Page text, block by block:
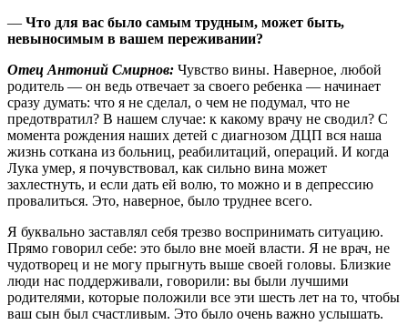
— Что для вас было самым трудным, может быть,
невыносимым в вашем переживании?
Отец Антоний Смирнов: Чувство вины. Наверное, любой
родитель — он ведь отвечает за своего ребенка — начинает
сразу думать: что я не сделал, о чем не подумал, что не
предотвратил? В нашем случае: к какому врачу не сводил? С
момента рождения наших детей с диагнозом ДЦП вся наша
жизнь соткана из больниц, реабилитаций, операций. И когда
Лука умер, я почувствовал, как сильно вина может
захлестнуть, и если дать ей волю, то можно и в депрессию
провалиться. Это, наверное, было труднее всего.
Я буквально заставлял себя трезво воспринимать ситуацию.
Прямо говорил себе: это было вне моей власти. Я не врач, не
чудотворец и не могу прыгнуть выше своей головы. Близкие
люди нас поддерживали, говорили: вы были лучшими
родителями, которые положили все эти шесть лет на то, чтобы
ваш сын был счастливым. Это было очень важно услышать.